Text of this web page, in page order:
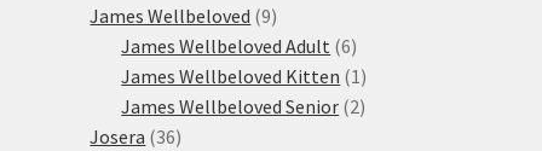
produktů
James Wellbeloved 99
produktů
James Wellbeloved Adult 66
produktů
James Wellbeloved Kitten 1 1
produkt
James Wellbeloved Senior 22
Josera 3636